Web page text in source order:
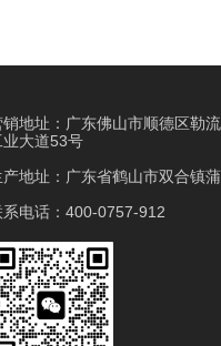
销地址：广东佛山市顺德区勒
业大道53号
产地址：广东省鹤山市双合镇
系电话：400-0757-912